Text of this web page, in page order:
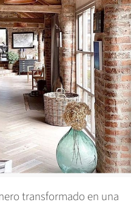
transformado en una